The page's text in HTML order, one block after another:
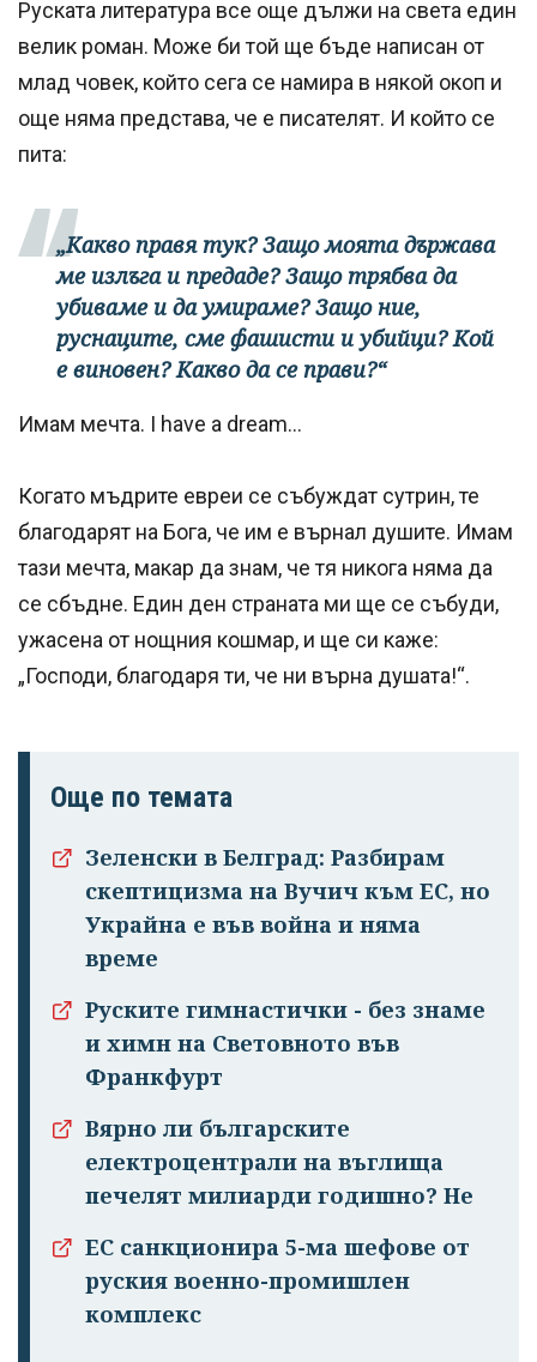
Руската литература все още дължи на света един
велик роман. Може би той ще бъде написан от
млад човек, който сега се намира в някой окоп и
още няма представа, че е писателят. И който се
пита:
„Какво правя тук? Защо моята държава
ме излъга и предаде? Защо трябва да
убиваме и да умираме? Защо ние,
руснаците, сме фашисти и убийци? Кой
е виновен? Какво да се прави?“
Имам мечта. I have a dream...
Когато мъдрите евреи се събуждат сутрин, те
благодарят на Бога, че им е върнал душите. Имам
тази мечта, макар да знам, че тя никога няма да
се сбъдне. Един ден страната ми ще се събуди,
ужасена от нощния кошмар, и ще си каже:
„Господи, благодаря ти, че ни върна душата!“.
Още по темата
Зеленски в Белград: Разбирам
скептицизма на Вучич към ЕС, но
Украйна е във война и няма
време
Руските гимнастички - без знаме
и химн на Световното във
Франкфурт
Вярно ли българските
електроцентрали на въглища
печелят милиарди годишно? Не
ЕС санкционира 5-ма шефове от
руския военно-промишлен
комплекс